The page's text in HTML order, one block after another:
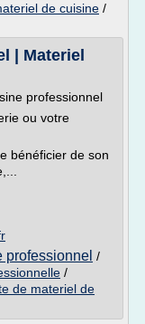
de cuisine /
| Materiel
professionnel
ou votre
bénéficier de son
professionnel /
/
de materiel de